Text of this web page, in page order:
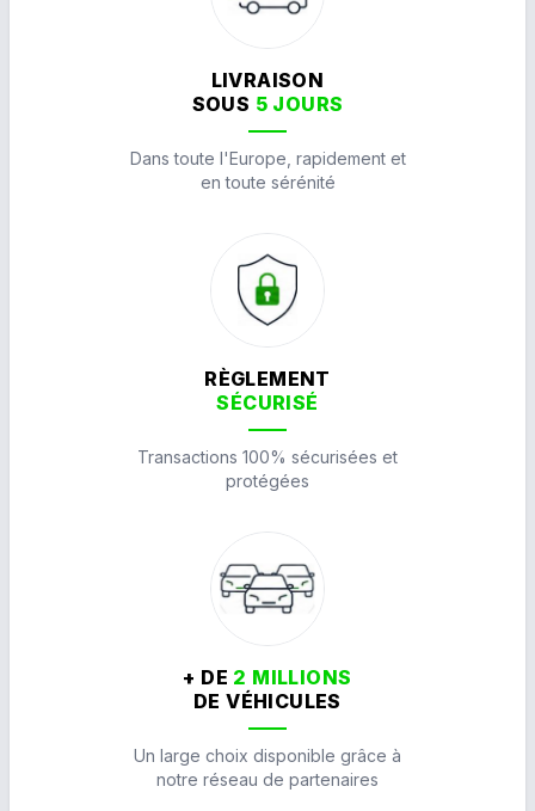
LIVRAISON
SOUS 5 JOURS
Dans toute l'Europe, rapidement et
en toute sérénité
RÈGLEMENT
SÉCURISÉ
Transactions 100% sécurisées et
protégées
+ DE 2 MILLIONS
DE VÉHICULES
Un large choix disponible grâce à
notre réseau de partenaires